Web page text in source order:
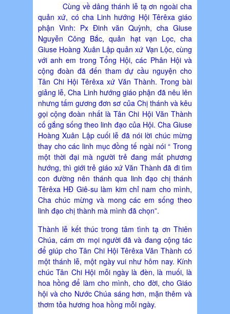
Cùng về dâng thánh lễ tạ ơn ngoài cha
quản xứ, có cha Linh hướng Hội Têrêxa giáo
phận Vinh: Px Đinh văn Quỳnh, cha Giuse
Nguyễn Công Bắc, quản hạt vạn Lọc, cha
Giuse Hoàng Xuân Lập quản xứ Vạn Lộc, cùng
với anh em trong Tổng Hội, các Phân Hội và
cộng đoàn đã đến tham dự cầu nguyện cho
Tân Chi Hội Têrêxa xứ Văn Thành. Trong bài
giảng lễ, Cha Linh hướng giáo phận đã nêu lên
nhưng tấm gương đơn sơ của Chị thánh và kêu
gọi cộng đoàn nhất là Tân Chi Hội Văn Thành
cố gắng sống theo linh đạo của Hội. Cha Giuse
Hoàng Xuân Lập cuối lễ đã nói lời chúc mừng
thay cho các linh mục đồng tế ngài nói “ Trong
một thời đại mà người trẻ đang mất phương
hướng, thì giới trẻ giáo xứ Văn Thành đã đi tìm
con đường nên thánh qua linh đạo chị thánh
Têrêxa HĐ Giê-su làm kim chỉ nam cho mình,
Cha chúc mừng và mong các em sống theo
linh đạo chị thành mà mình đã chọn”.
Thành lễ kết thúc trong tâm tình tạ ơn Thiên
Chúa, cám ơn mọi người đã và đang cộng tác
để giúp cho Tân Chi Hội Têrêxa Văn Thành có
một thánh lễ, một ngày vui như hôm nay. Kính
chúc Tân Chi Hội mỗi ngày là đèn, là muối, là
hoa hồng để làm cho mình, cho đời, cho Giáo
hội và cho Nước Chúa sáng hơn, mặn thêm và
thơm tỏa hương hoa hồng mỗi ngày.